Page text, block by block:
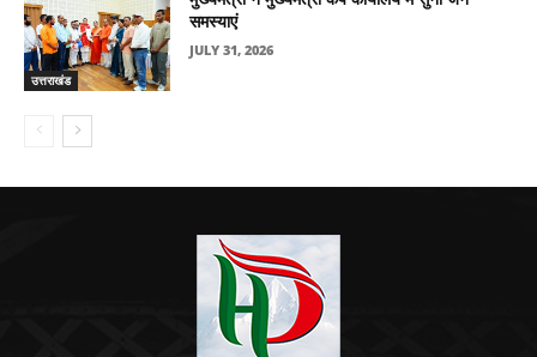
उत्तराखंड
समस्याएं
JULY 31, 2026